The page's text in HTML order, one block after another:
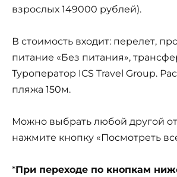
взрослых 149000 рублей).
В стоимость входит: перелет,
питание «Без питания»,
Туроператор ICS Travel Group.
пляжа 150м.
Можно выбрать любой другой
нажмите кнопку «Посмотреть
*При переходе по кнопкам